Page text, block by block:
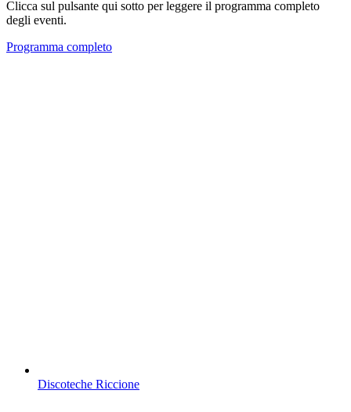
Clicca sul pulsante qui sotto per leggere il programma completo
degli eventi.
Programma completo
Discoteche Riccione